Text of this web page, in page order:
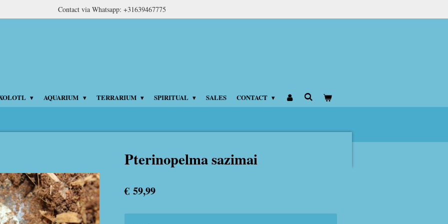
Contact via Whatsapp: +31639467775
AQUARIUM TERRARIUM SPIRITUAL SALES CONTACT
Pterinopelma sazimai
€ 59,99